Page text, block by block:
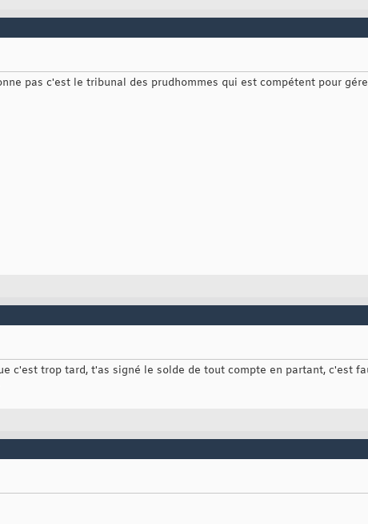
pas c'est le tribunal des prudhommes qui est compétent pour
c'est trop tard, t'as signé le solde de tout compte en partant, c'est